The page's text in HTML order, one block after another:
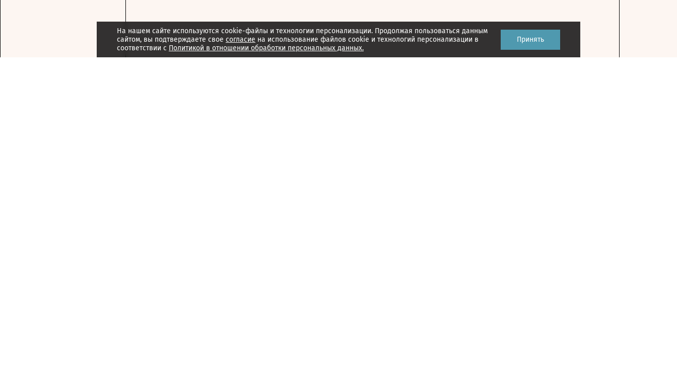
На нашем сайте используются cookie-файлы и технологии персонализации. Продолжая пользоваться данным
сайтом, вы подтверждаете свое согласие на использование файлов cookie и технологий персонализации в
соответствии с Политикой в отношении обработки персональных данных.
Принять